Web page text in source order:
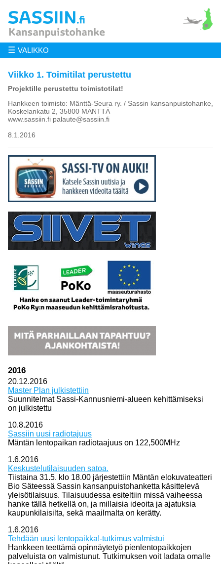
☰ VALIKKO
Viikko 1. Toimitilat perustettu
Projektille perustettu toimistotilat!
Hankkeen toimisto: Mänttä-Seura ry. / Sassin kansanpuistohanke,
Koskelankatu 2, 35800 MÄNTTÄ
www.sassiin.fi palaute@sassiin.fi
8.1.2016
2016
20.12.2016
Master Plan julkistettiin
Suunnitelmat Sassi-Kannusniemi-alueen kehittämiseksi
on julkistettu
10.8.2016
Sassiin uusi radiotajuus
Mäntän lentopaikan radiotaajuus on 122,500MHz
1.6.2016
Keskustelutilaisuuden satoa.
Tiistaina 31.5. klo 18.00 järjestettiin Mäntän elokuvateatteri
Bio Säteessä Sassin kansanpuistohanketta käsittelevä
yleisötilaisuus. Tilaisuudessa esiteltiin missä vaiheessa
hanke tällä hetkellä on, ja millaisia ideoita ja ajatuksia
kaupunkilaisilta, sekä maailmalta on kerätty.
1.6.2016
Tehdään uusi lentopaikka!-tutkimus valmistui
Hankkeen teettämä opinnäytetyö pienlentopaikkojen
palveluista on valmistunut. Tutkimuksen voit ladata omalle